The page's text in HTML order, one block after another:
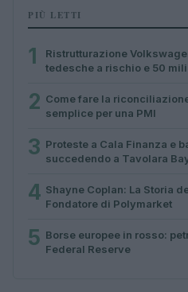
PIÙ LETTI
1
Ristrutturazione
tedesche a rischio e 50
2 Come fare la
semplice per una PMI
3 Proteste a Cala Finanza e
succedendo a Tavolara
4 Shayne Coplan: La Storia
Fondatore di Polymarket
5 Borse europee in rosso:
Federal Reserve